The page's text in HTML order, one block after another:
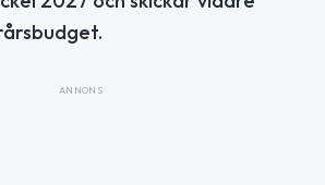
ANNONS